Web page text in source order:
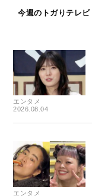
今週のトガりテレビ
エンタメ
2026.08.04
エンタメ